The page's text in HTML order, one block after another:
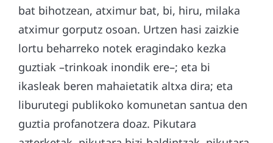
bat bihotzean, atximur bat, bi, hiru, milaka
atximur gorputz osoan. Urtzen hasi zaizkie
lortu beharreko notek eragindako kezka
guztiak –trinkoak inondik ere–; eta bi
ikasleak beren mahaietatik altxa dira; eta
liburutegi publikoko komunetan santua den
guztia profanotzera doaz. Pikutara